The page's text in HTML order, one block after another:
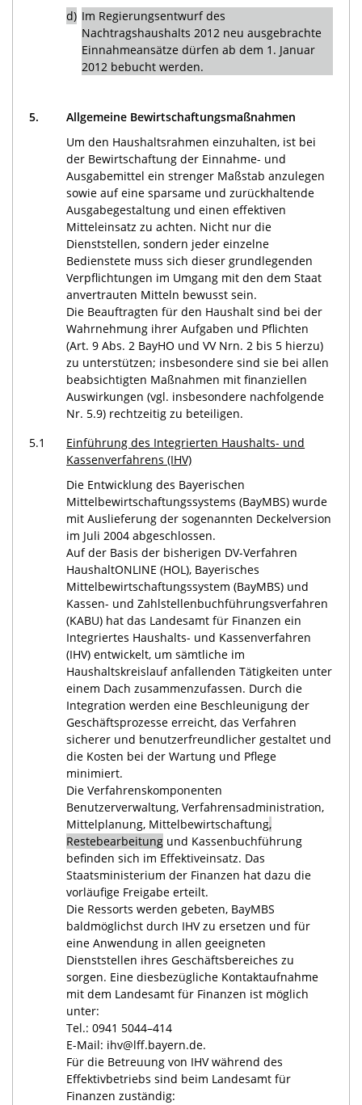
d) Im Regierungsentwurf des
Nachtragshaushalts 2012 neu ausgebrachte
Einnahmeansätze dürfen ab dem 1. Januar
2012 bebucht werden.
5.
Allgemeine Bewirtschaftungsmaßnahmen
Um den Haushaltsrahmen einzuhalten, ist bei
der Bewirtschaftung der Einnahme- und
Ausgabemittel ein strenger Maßstab anzulegen
sowie auf eine sparsame und zurückhaltende
Ausgabegestaltung und einen effektiven
Mitteleinsatz zu achten. Nicht nur die
Dienststellen, sondern jeder einzelne
Bedienstete muss sich dieser grundlegenden
Verpflichtungen im Umgang mit den dem Staat
anvertrauten Mitteln bewusst sein.
Die Beauftragten für den Haushalt sind bei der
Wahrnehmung ihrer Aufgaben und Pflichten
(Art. 9 Abs. 2 BayHO und VV Nrn. 2 bis 5 hierzu)
zu unterstützen; insbesondere sind sie bei allen
beabsichtigten Maßnahmen mit finanziellen
Auswirkungen (vgl. insbesondere nachfolgende
Nr. 5.9) rechtzeitig zu beteiligen.
5.1
Einführung des Integrierten Haushalts- und
Kassenverfahrens (IHV)
Die Entwicklung des Bayerischen
Mittelbewirtschaftungssystems (BayMBS) wurde
mit Auslieferung der sogenannten Deckelversion
im Juli 2004 abgeschlossen.
Auf der Basis der bisherigen DV-Verfahren
HaushaltONLINE (HOL), Bayerisches
Mittelbewirtschaftungssystem (BayMBS) und
Kassen- und Zahlstellenbuchführungsverfahren
(KABU) hat das Landesamt für Finanzen ein
Integriertes Haushalts- und Kassenverfahren
(IHV) entwickelt, um sämtliche im
Haushaltskreislauf anfallenden Tätigkeiten unter
einem Dach zusammenzufassen. Durch die
Integration werden eine Beschleunigung der
Geschäftsprozesse erreicht, das Verfahren
sicherer und benutzerfreundlicher gestaltet und
die Kosten bei der Wartung und Pflege
minimiert.
Die Verfahrenskomponenten
Benutzerverwaltung, Verfahrensadministration,
Mittelplanung, Mittelbewirtschaftung,
Restebearbeitung und Kassenbuchführung
befinden sich im Effektiveinsatz. Das
Staatsministerium der Finanzen hat dazu die
vorläufige Freigabe erteilt.
Die Ressorts werden gebeten, BayMBS
baldmöglichst durch IHV zu ersetzen und für
eine Anwendung in allen geeigneten
Dienststellen ihres Geschäftsbereiches zu
sorgen. Eine diesbezügliche Kontaktaufnahme
mit dem Landesamt für Finanzen ist möglich
unter:
Tel.: 0941 5044–414
E-Mail: ihv@lff.bayern.de.
Für die Betreuung von IHV während des
Effektivbetriebs sind beim Landesamt für
Finanzen zuständig: